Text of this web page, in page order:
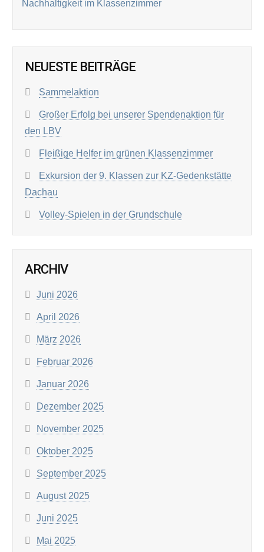
Nachhaltigkeit im Klassenzimmer
NEUESTE BEITRÄGE
Sammelaktion
Großer Erfolg bei unserer Spendenaktion für
den LBV
Fleißige Helfer im grünen Klassenzimmer
Exkursion der 9. Klassen zur KZ-Gedenkstätte
Dachau
Volley-Spielen in der Grundschule
ARCHIV
Juni 2026
April 2026
März 2026
Februar 2026
Januar 2026
Dezember 2025
November 2025
Oktober 2025
September 2025
August 2025
Juni 2025
Mai 2025